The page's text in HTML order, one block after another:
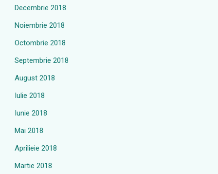
Decembrie 2018
Noiembrie 2018
Octombrie 2018
Septembrie 2018
August 2018
Iulie 2018
Iunie 2018
Mai 2018
Aprilieie 2018
Martie 2018